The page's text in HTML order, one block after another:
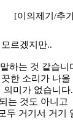
[이의제기/추
르겠지만..
하는 것 같습니
한 소리가 나
의미가 없습니다.
는 것도 아니고
두 거기서 거기